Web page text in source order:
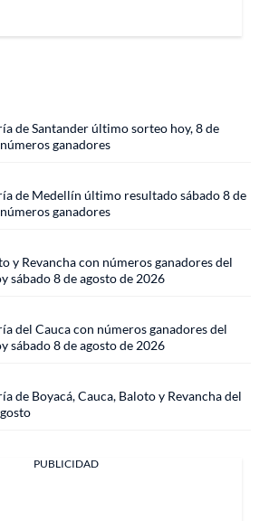
de Santander último sorteo hoy, 8 de
ganadores
de Medellín último resultado sábado 8 de
ganadores
y Revancha con números ganadores del
sábado 8 de agosto de 2026
del Cauca con números ganadores del
sábado 8 de agosto de 2026
de Boyacá, Cauca, Baloto y Revancha del
PUBLICIDAD